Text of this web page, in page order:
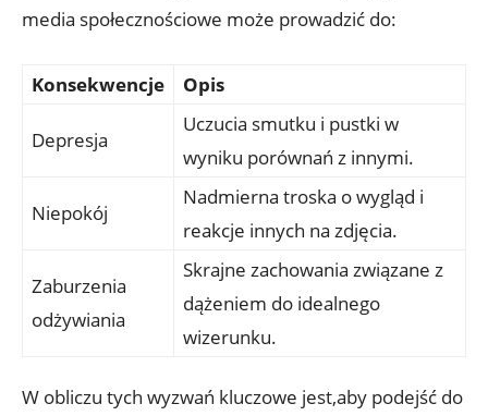
media społecznościowe może prowadzić do:
Konsekwencje Opis
Depresja
Uczucia smutku i pustki w
wyniku porównań z innymi.
Niepokój
Nadmierna troska⁣ o wygląd i
reakcje innych na zdjęcia.
Zaburzenia
odżywiania
Skrajne ‍zachowania związane z
dążeniem do idealnego
wizerunku.
W obliczu⁣ tych wyzwań kluczowe jest,aby podejść do